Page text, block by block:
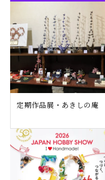
定期作品展・あきしの庵